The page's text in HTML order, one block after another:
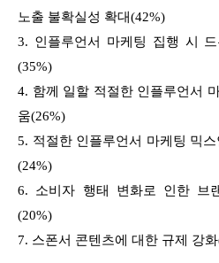
노출 불확실성 확대(42%)
3. 인플루언서 마케팅 집행 시
(35%)
4. 함께 일할 적절한 인플루언서
움(26%)
5. 적절한 인플루언서 마케팅 믹
(24%)
6. 소비자 행태 변화로 인한 브
(20%)
7. 스폰서 콘텐츠에 대한 규제 강